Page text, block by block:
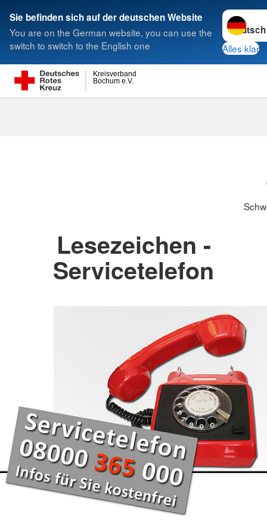
Sie befinden sich auf der deutschen Website
You are on the German website, you can use the
switch to switch to the English one
Sprache
Alles klar
Bochum e.V.
Kreisverband
Suche
Lesezeichen -
Servicetelefon